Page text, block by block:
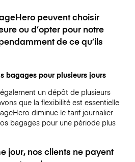
peuvent choisir
ou d’opter pour notre
de ce qu’ils
bagages pour plusieurs jours
un dépôt de plusieurs
que la flexibilité est essentielle
diminue le tarif journalier
bagages pour une période plus
jour, nos clients ne payent